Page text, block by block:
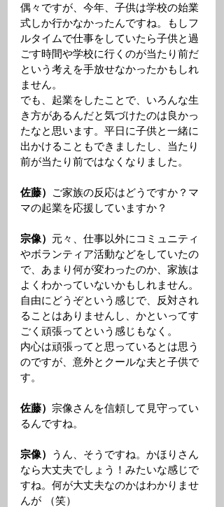
偶々ですが、今年、子供は学校の始業
式しか行かなかったんですね。もしフ
ルタイムで仕事をしていたら子供と過
ごす時間や学校に行くのが当たり前だ
という考えを手放せなかったかもしれ
ません。
でも、起業をしたことで、いろんな生
き方があるんだと気づけたのは良かっ
たなと思います。平日に子供と一緒に
出かけることもできましたし、当たり
前が当たり前ではなくなりました。
佐藤） ご家族の反応はどうですか？マ
マの起業を応援していますか？
宗像） 元々、仕事以外にコミュニティ
やボランティア活動などをしていたの
で、あまり何が変わったのか、家族は
よくわかっていないかもしれません。
自由にどうぞという感じで、反対され
ることはありませんし、かといってす
ごく頑張ってという感じもなく。
内心は頑張ってと思っているとは思う
のですが、意外とクールな夫と子供で
す。
佐藤） 宗像さんを信頼して見守ってい
るんですね。
宗像） うん、そうですね。かほりさん
なら大丈夫でしょう！みたいな感じで
すね。何が大丈夫なのかはわかりませ
んが （笑）